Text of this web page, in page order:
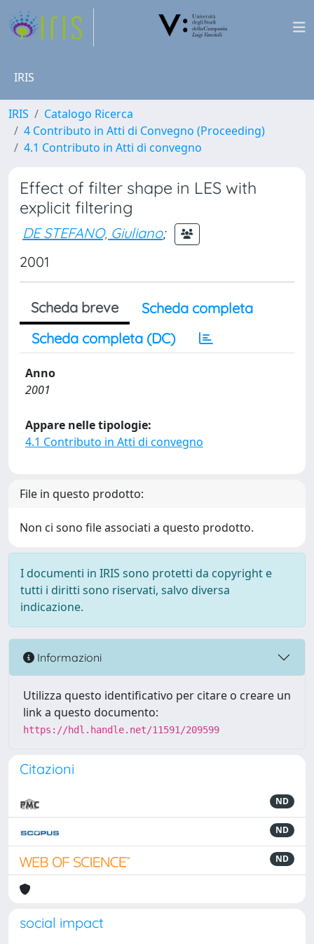
IRIS
IRIS
Catalogo Ricerca
4 Contributo in Atti di Convegno (Proceeding)
4.1 Contributo in Atti di convegno
Effect of filter shape in LES with
explicit filtering
DE STEFANO, Giuliano;
2001
Scheda breve
Scheda completa
Scheda completa (DC)
Anno
2001
Appare nelle tipologie:
4.1 Contributo in Atti di convegno
File in questo prodotto:
Non ci sono file associati a questo prodotto.
I documenti in IRIS sono protetti da copyright e
tutti i diritti sono riservati, salvo diversa
indicazione.
Informazioni
Utilizza questo identificativo per citare o creare un
link a questo documento:
https://hdl.handle.net/11591/209599
Citazioni
ND
ND
ND
social impact